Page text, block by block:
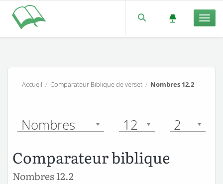
Accueil /Comparateur Biblique de verset / Nombres 12.2
Nombres 12 2
Comparateur biblique
Nombres 12.2